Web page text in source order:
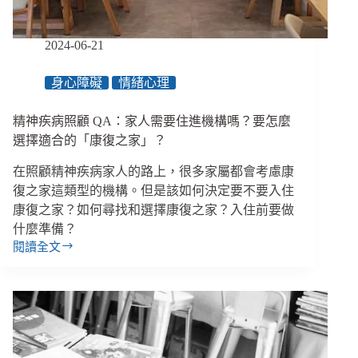
兒
一
起
起
強
2024-06-21
身心障礙 情緒心理
精神疾病照顧 QA：家人需要住進機構嗎？要怎麼
選擇適合的「康復之家」？
在照顧精神疾病家人的路上，很多家屬都會考慮康
復之家這類型的機構。但是該如何決定要不要入住
康復之家？如何尋找和選擇康復之家？入住前要做
什麼準備？
閱讀全文
精
病
照
顧
QA：